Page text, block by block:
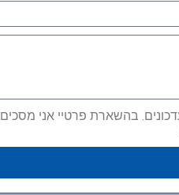
בהשארת פרטיי אני